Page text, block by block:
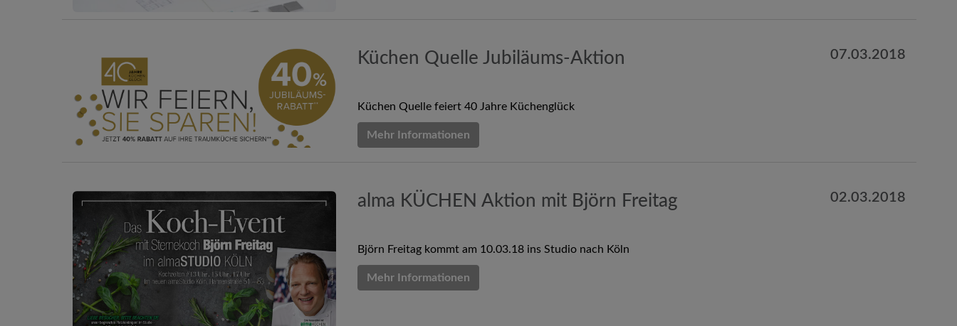
Küchen Quelle Jubiläums-Aktion 07.03.2018
Küchen Quelle feiert 40 Jahre Küchenglück
Mehr Informationen
alma KÜCHEN Aktion mit Björn Freitag 02.03.2018
Björn Freitag kommt am 10.03.18 ins Studio nach Köln
Mehr Informationen